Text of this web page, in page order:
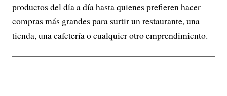
productos del día a día hasta quienes prefieren hacer
compras más grandes para surtir un restaurante, una
tienda, una cafetería o cualquier otro emprendimiento.